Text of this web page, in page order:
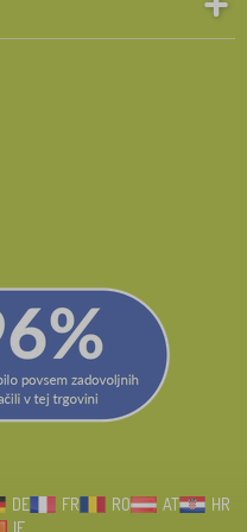
DE FR RO AT
HR